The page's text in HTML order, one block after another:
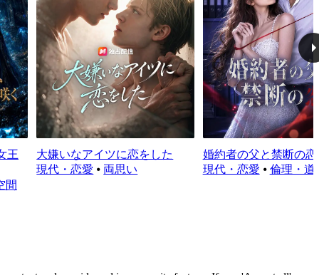
王
間
大嫌いなアイツに恋をした
現代・恋愛 ⦁ 両思い
婚約者の父と禁断の恋
現代・恋愛 ⦁ 倫理・道